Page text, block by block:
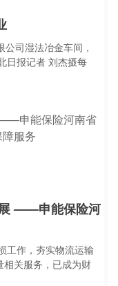
司湿法冶金车间，
日报记者 刘杰摄每
——申能保险河
工作，夯实物流运输
关服务，已成为财